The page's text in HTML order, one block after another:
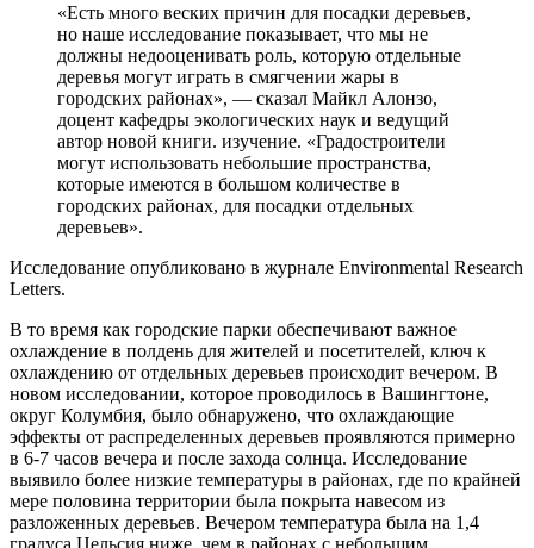
«Есть много веских причин для посадки деревьев,
но наше исследование показывает, что мы не
должны недооценивать роль, которую отдельные
деревья могут играть в смягчении жары в
городских районах», — сказал Майкл Алонзо,
доцент кафедры экологических наук и ведущий
автор новой книги. изучение. «Градостроители
могут использовать небольшие пространства,
которые имеются в большом количестве в
городских районах, для посадки отдельных
деревьев».
Исследование опубликовано в журнале Environmental Research
Letters.
В то время как городские парки обеспечивают важное
охлаждение в полдень для жителей и посетителей, ключ к
охлаждению от отдельных деревьев происходит вечером. В
новом исследовании, которое проводилось в Вашингтоне,
округ Колумбия, было обнаружено, что охлаждающие
эффекты от распределенных деревьев проявляются примерно
в 6-7 часов вечера и после захода солнца. Исследование
выявило более низкие температуры в районах, где по крайней
мере половина территории была покрыта навесом из
разложенных деревьев. Вечером температура была на 1,4
градуса Цельсия ниже, чем в районах с небольшим